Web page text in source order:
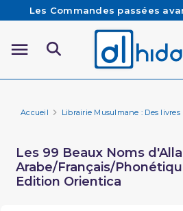
Les Commandes passées
sont préparées et
Besoin d'aide ?
Livraison offerte à partir
Accueil Librairie Musulmane : Des
Les 99 Beaux Noms
Arabe/Français/
Edition Orientica